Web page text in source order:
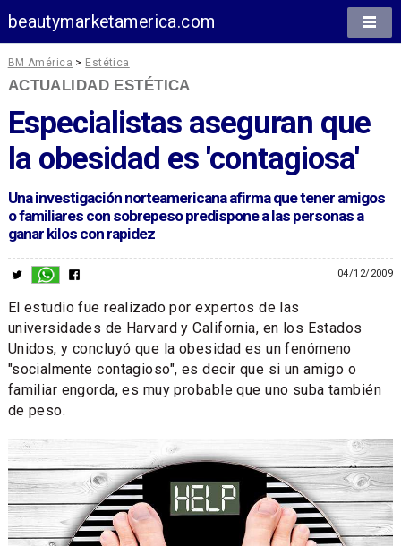
beautymarketamerica.com
BM América > Estética
ACTUALIDAD ESTÉTICA
Especialistas aseguran que
la obesidad es 'contagiosa'
Una investigación norteamericana afirma que tener amigos
o familiares con sobrepeso predispone a las personas a
ganar kilos con rapidez
04/12/2009
El estudio fue realizado por expertos de las
universidades de Harvard y California, en los Estados
Unidos, y concluyó que la obesidad es un fenómeno
"socialmente contagioso", es decir que si un amigo o
familiar engorda, es muy probable que uno suba también
de peso.